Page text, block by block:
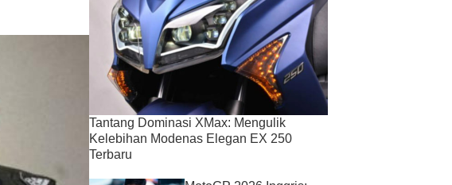
Tantang Dominasi XMax: Mengulik
Kelebihan Modenas Elegan EX 250
Terbaru